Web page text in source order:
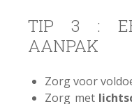
TIP 3 :
AANPAK
Zorg voor
Zorg met